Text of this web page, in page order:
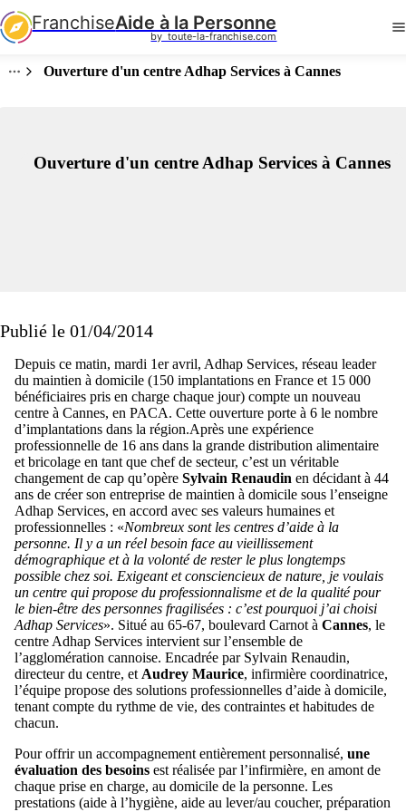
FranchiseAide à la Personne
by  toute-la-franchise.com
Ouverture d'un centre Adhap Services à Cannes
Ouverture d'un centre Adhap Services à Cannes
Publié le 01/04/2014
Depuis ce matin, mardi 1er avril, Adhap Services, réseau leader
du maintien à domicile (150 implantations en France et 15 000
bénéficiaires pris en charge chaque jour) compte un nouveau
centre à Cannes, en PACA. Cette ouverture porte à 6 le nombre
d’implantations dans la région.Après une expérience
professionnelle de 16 ans dans la grande distribution alimentaire
et bricolage en tant que chef de secteur, c’est un véritable
changement de cap qu’opère Sylvain Renaudin en décidant à 44
ans de créer son entreprise de maintien à domicile sous l’enseigne
Adhap Services, en accord avec ses valeurs humaines et
professionnelles : «Nombreux sont les centres d’aide à la
personne. Il y a un réel besoin face au vieillissement
démographique et à la volonté de rester le plus longtemps
possible chez soi. Exigeant et consciencieux de nature, je voulais
un centre qui propose du professionnalisme et de la qualité pour
le bien-être des personnes fragilisées : c’est pourquoi j’ai choisi
Adhap Services». Situé au 65-67, boulevard Carnot à Cannes, le
centre Adhap Services intervient sur l’ensemble de
l’agglomération cannoise. Encadrée par Sylvain Renaudin,
directeur du centre, et Audrey Maurice, infirmière coordinatrice,
l’équipe propose des solutions professionnelles d’aide à domicile,
tenant compte du rythme de vie, des contraintes et habitudes de
chacun.
Pour offrir un accompagnement entièrement personnalisé, une
évaluation des besoins est réalisée par l’infirmière, en amont de
chaque prise en charge, au domicile de la personne. Les
prestations (aide à l’hygiène, aide au lever/au coucher, préparation